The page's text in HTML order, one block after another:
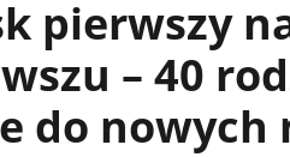
pierwszy
– 40
do nowych